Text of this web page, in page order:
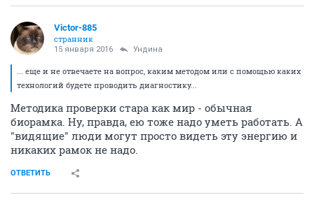
Victor-885
странник
15 января 2016 Ундинa
... еще и не отвечаете на вопрос, каким методом или с помощью каких
технологий будете проводить диагностику...
Методика проверки стара как мир - обычная
биорамка. Ну, правда, ею тоже надо уметь работать. А
"видящие" люди могут просто видеть эту энергию и
никаких рамок не надо.
ОТВЕТИТЬ